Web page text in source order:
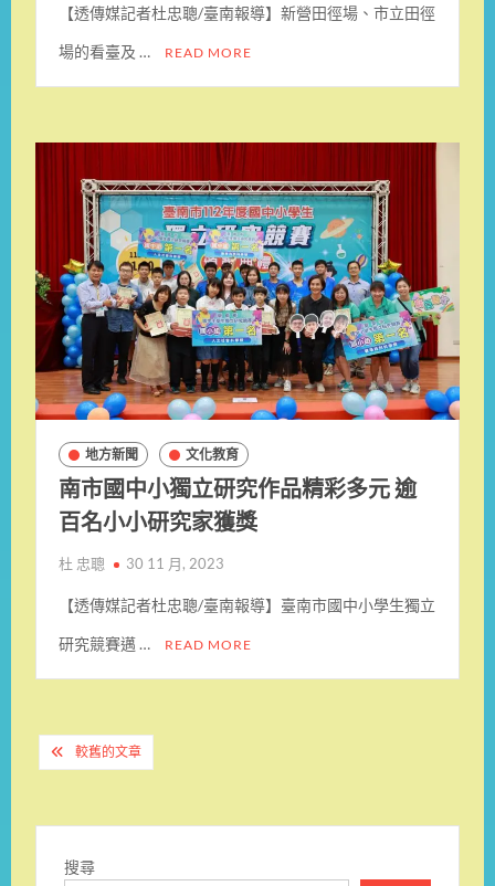
【透傳媒記者杜忠聰/臺南報導】新營田徑場、市立田徑
場的看臺及 … READ MORE
地方新聞 文化教育
南市國中小獨立研究作品精彩多元 逾
百名小小研究家獲獎
杜 忠聰 30 11 月, 2023
【透傳媒記者杜忠聰/臺南報導】臺南市國中小學生獨立
研究競賽邁 … READ MORE
文
章
導
較舊的文章
搜尋